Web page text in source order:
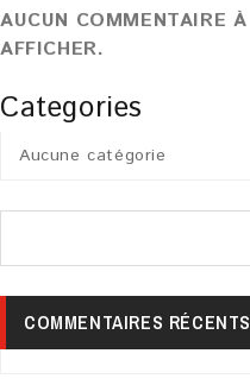
AUCUN COMMENTAIRE À
AFFICHER.
Categories
Aucune catégorie
COMMENTAIRES RÉCENTS